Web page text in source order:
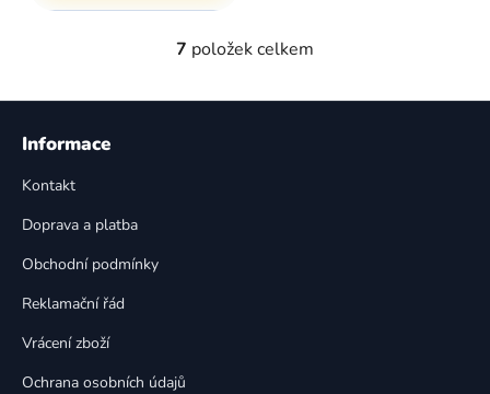
O
l
7 položek celkem
Z
Informace
Kontakt
Doprava a platba
Obchodní podmínky
Reklamační řád
Vrácení zboží
Ochrana osobních údajů